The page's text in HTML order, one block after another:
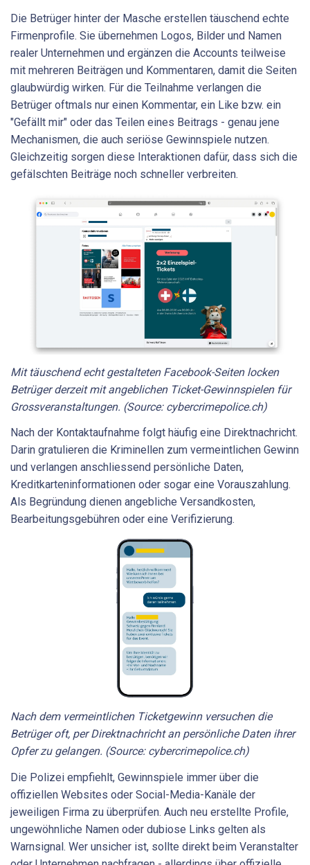
Die Betrüger hinter der Masche erstellen täuschend echte
Firmenprofile. Sie übernehmen Logos, Bilder und Namen
realer Unternehmen und ergänzen die Accounts teilweise
mit mehreren Beiträgen und Kommentaren, damit die Seiten
glaubwürdig wirken. Für die Teilnahme verlangen die
Betrüger oftmals nur einen Kommentar, ein Like bzw. ein
"Gefällt mir" oder das Teilen eines Beitrags - genau jene
Mechanismen, die auch seriöse Gewinnspiele nutzen.
Gleichzeitig sorgen diese Interaktionen dafür, dass sich die
gefälschten Beiträge noch schneller verbreiten.
Mit täuschend echt gestalteten Facebook-Seiten locken
Betrüger derzeit mit angeblichen Ticket-Gewinnspielen für
Grossveranstaltungen. (Source: cybercrimepolice.ch)
Nach der Kontaktaufnahme folgt häufig eine Direktnachricht.
Darin gratulieren die Kriminellen zum vermeintlichen Gewinn
und verlangen anschliessend persönliche Daten,
Kreditkarteninformationen oder sogar eine Vorauszahlung.
Als Begründung dienen angebliche Versandkosten,
Bearbeitungsgebühren oder eine Verifizierung.
Nach dem vermeintlichen Ticketgewinn versuchen die
Betrüger oft, per Direktnachricht an persönliche Daten ihrer
Opfer zu gelangen. (Source: cybercrimepolice.ch)
Die Polizei empfiehlt, Gewinnspiele immer über die
offiziellen Websites oder Social-Media-Kanäle der
jeweiligen Firma zu überprüfen. Auch neu erstellte Profile,
ungewöhnliche Namen oder dubiose Links gelten als
Warnsignal. Wer unsicher ist, sollte direkt beim Veranstalter